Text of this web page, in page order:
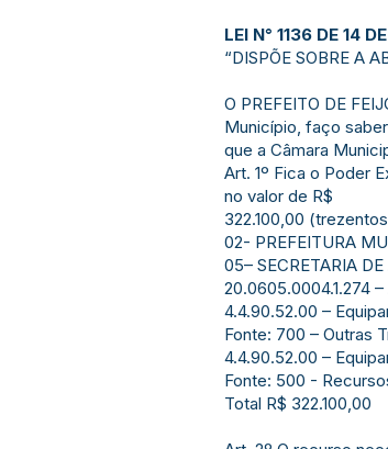
LEI N° 1136 DE 14
“DISPÕE SOBRE A
O PREFEITO DE
Município, faço saber
que a Câmara
Art. 1º Fica o Poder
no valor de R$
322.100,00
02- PREFEITURA
05– SECRETARIA
20.0605.0004.1.274
4.4.90.52.00 –
Fonte: 700 – Outras
4.4.90.52.00 –
Fonte: 500 -
Total R$ 322.100,00